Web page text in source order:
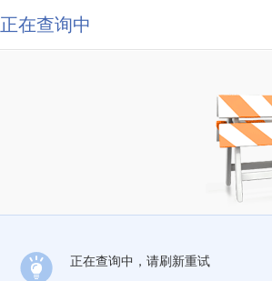
正在查询中
正在查询中，请刷新重试